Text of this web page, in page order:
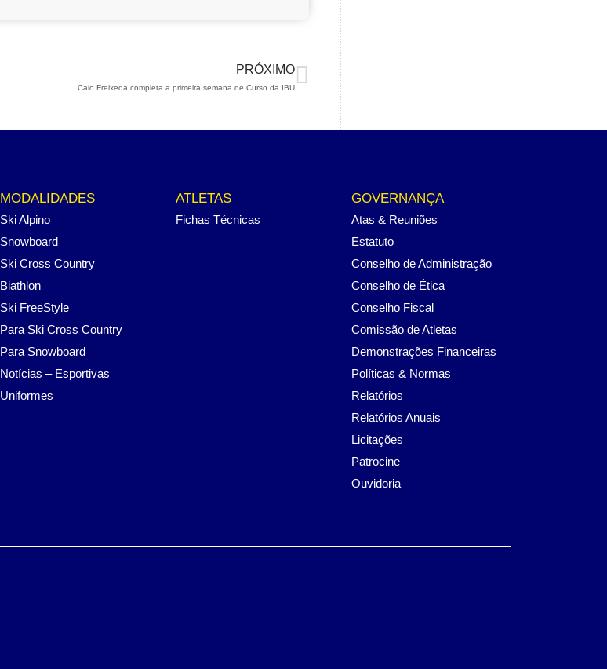
PRÓXIMO
Caio Freixeda completa a primeira semana de Curso da IBU
MODALIDADES
Ski Alpino
Snowboard
Ski Cross Country
Biathlon
Ski FreeStyle
Para Ski Cross Country
Para Snowboard
Notícias – Esportivas
Uniformes
ATLETAS
Fichas Técnicas
GOVERNANÇA
Atas & Reuniões
Estatuto
Conselho de Administração
Conselho de Ética
Conselho Fiscal
Comissão de Atletas
Demonstrações Financeiras
Políticas & Normas
Relatórios
Relatórios Anuais
Licitações
Patrocine
Ouvidoria